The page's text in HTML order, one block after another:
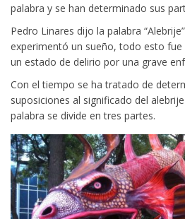
palabra y se han determinado sus
Pedro Linares dijo la palabra
experimentó un sueño, todo esto
un estado de delirio por una grave
Con el tiempo se ha tratado de
suposiciones al significado del
palabra se divide en tres partes.